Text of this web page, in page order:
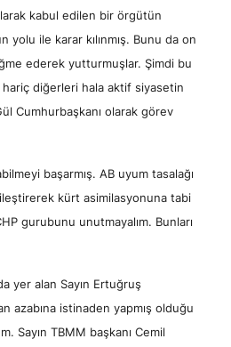
kabul edilen bir örgütün
yolu ile karar kılınmış. Bunu da on
ederek yutturmuşlar. Şimdi bu
hariç diğerleri hala aktif siyasetin
Cumhurbaşkanı olarak görev
başarmış. AB uyum tasalağı
kürt asimilasyonuna tabi
gurubunu unutmayalım. Bunları
yer alan Sayın Ertuğruş
azabına istinaden yapmış olduğu
Sayın TBMM başkanı Cemil